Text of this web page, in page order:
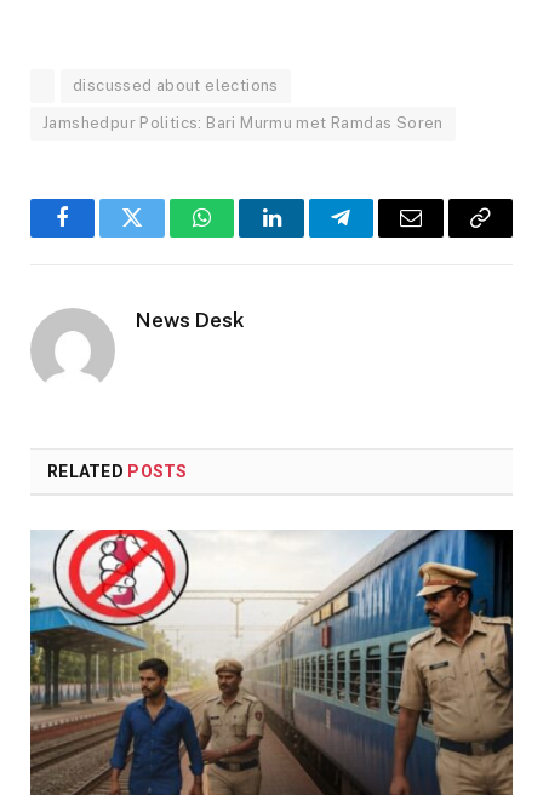
discussed about elections
Jamshedpur Politics: Bari Murmu met Ramdas Soren
FacebookTwitter WhatsAppLinkedInTelegramEmail
Copy
News Desk
RELATED POSTS